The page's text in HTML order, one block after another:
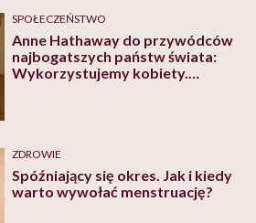
SPOŁECZEŃSTWO
Anne Hathaway do przywódców
najbogatszych państw świata:
Wykorzystujemy kobiety.
ZDROWIE
Spóźniający się okres. Jak i kiedy
warto wywołać menstruację?